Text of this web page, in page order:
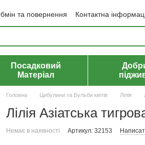
та повернення Контактна
Політика конфіденційності Договір
Посадковий
Матеріал
Головна Цибулини та Бульби квітів Лілія
Лілія Азіатська
Немає в наявності Артикул: 32153